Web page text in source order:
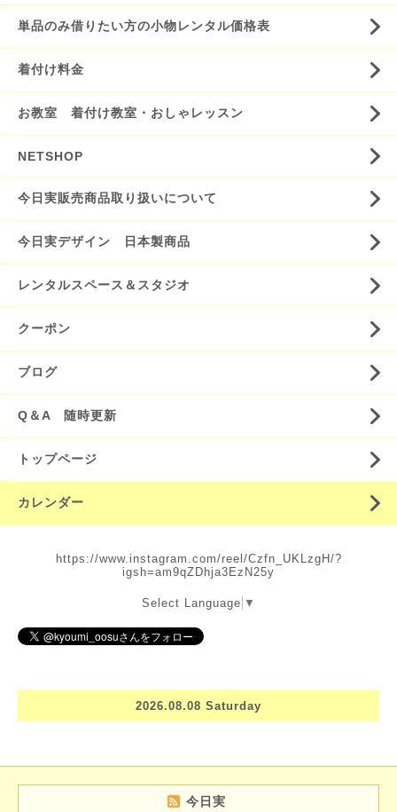
単品のみ借りたい方の小物レンタル価格表
着付け料金
お教室 着付け教室・おしゃレッスン
NETSHOP
今日実販売商品取り扱いについて
今日実デザイン 日本製商品
レンタルスペース＆スタジオ
クーポン
ブログ
Q＆A 随時更新
トップページ
カレンダー
https://www.instagram.com/reel/Czfn_UKLzgH/?
igsh=am9qZDhja3EzN25y
Select Language ▼
2026.08.08 Saturday
今日実